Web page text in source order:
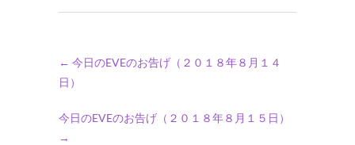
← 今日のEVEのお告げ（２０１８年８月１４
日）
今日のEVEのお告げ（２０１８年８月１５日）
→